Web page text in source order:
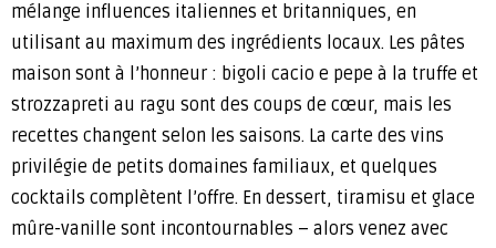
mélange influences italiennes et britanniques, en
utilisant au maximum des ingrédients locaux. Les pâtes
maison sont à l’honneur : bigoli cacio e pepe à la truffe et
strozzapreti au ragu sont des coups de cœur, mais les
recettes changent selon les saisons. La carte des vins
privilégie de petits domaines familiaux, et quelques
cocktails complètent l’offre. En dessert, tiramisu et glace
mûre-vanille sont incontournables – alors venez avec